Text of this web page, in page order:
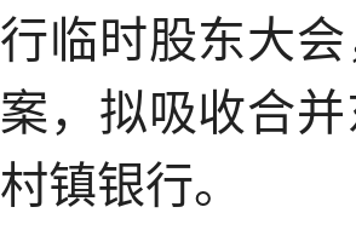
行临时股东大
案，拟吸收合
村镇银行。